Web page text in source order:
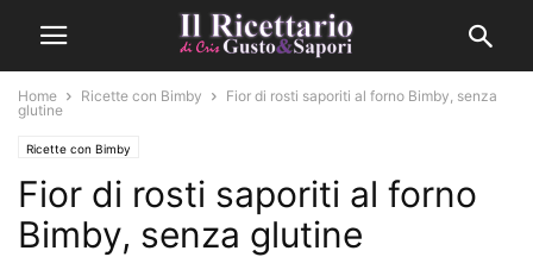
Home Ricette con Bimby
Fior di rosti saporiti al forno Bimby, senza
glutine
Ricette con Bimby
Fior di rosti saporiti al forno
Bimby, senza glutine